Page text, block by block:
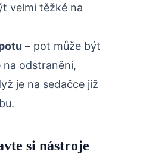
velmi těžké na
– pot může být
na odstranění,
je na sedačce již
si nástroje